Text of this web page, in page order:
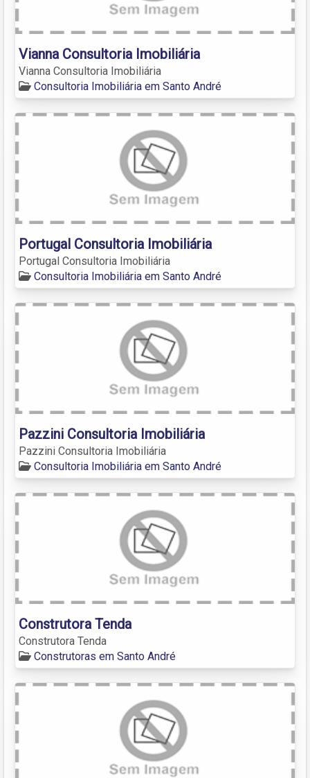
Vianna Consultoria Imobiliária
Vianna Consultoria Imobiliária
Consultoria Imobiliária em Santo André
Portugal Consultoria Imobiliária
Portugal Consultoria Imobiliária
Consultoria Imobiliária em Santo André
Pazzini Consultoria Imobiliária
Pazzini Consultoria Imobiliária
Consultoria Imobiliária em Santo André
Construtora Tenda
Construtora Tenda
Construtoras em Santo André